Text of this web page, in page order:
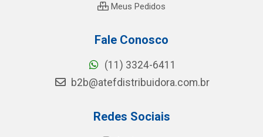
Meus Pedidos
Fale Conosco
(11) 3324-6411
b2b@atefdistribuidora.com.br
Redes Sociais